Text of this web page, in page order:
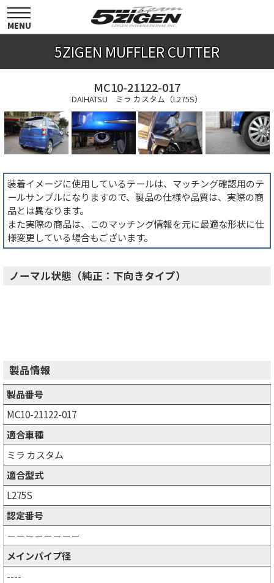
toggle
navigation
MENU
5ZIGEN MUFFLER CUTTER
MC10-21122-017
DAIHATSU ミラ カスタム（L275S）
装着イメージに使用しているテールは、マッチング確認用のテ
ールサンプルになりますので、製品の仕様や品質は、実際の商
品とは異なります。
また実際の商品は、このマッチング情報を元に最適な形状に仕
様変更している場合もございます。
ノーマル状態（純正：下向きタイプ）
製品情報
製品番号
MC10-21122-017
適合車種
ミラ カスタム
適合型式
L275S
認定番号
－－－－－－－－
メインパイプ径
----